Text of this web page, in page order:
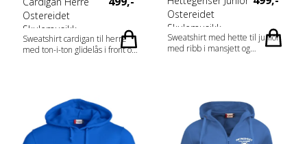
Ostereidet
Skulemusikk
Sweatshirt cardigan til herre
med ton-i-ton glidelås i front og i
Tilpasset for hodetelefoner.
Materiale: 65 % Polyester, 35 %
Bomull (visibility orange [170]
85 % Polyester og 15 % Bomull)
Ostereidet
Skulemusikk
Sweatshirt med hette til junior
med ribb i mansjett og